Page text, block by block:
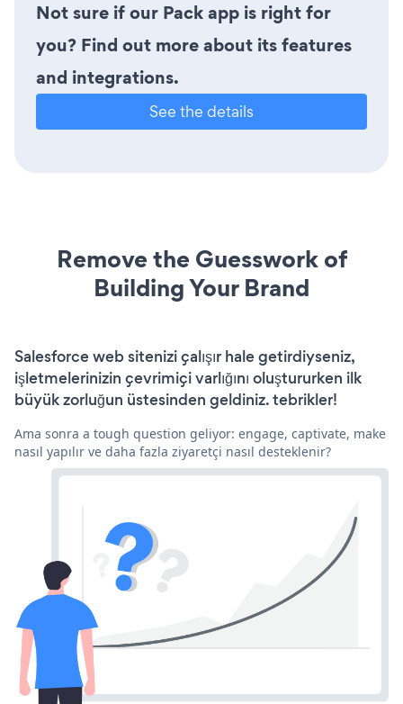
Not sure if our Pack app is right for
you? Find out more about its features
and integrations.
See the details
Remove the Guesswork of
Building Your Brand
Salesforce web sitenizi çalışır hale getirdiyseniz,
işletmelerinizin çevrimiçi varlığını oluştururken ilk
büyük zorluğun üstesinden geldiniz. tebrikler!
Ama sonra a tough question geliyor: engage, captivate, make
nasıl yapılır ve daha fazla ziyaretçi nasıl desteklenir?